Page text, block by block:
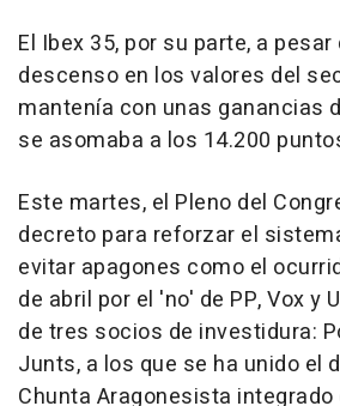
El Ibex 35, por su parte, a
descenso en los valores del
mantenía con unas ganancias
se asomaba a los 14.200
Este martes, el Pleno del
decreto para reforzar el
evitar apagones como el
de abril por el 'no' de PP, Vox y
de tres socios de investidura:
Junts, a los que se ha unido el
Chunta Aragonesista integrado